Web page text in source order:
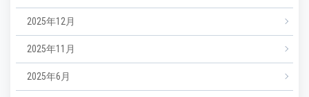
2025年12月
2025年11月
2025年6月